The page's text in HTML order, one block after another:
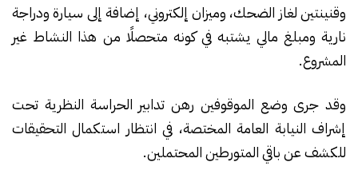
وقنينتين لغاز الضحك، وميزان إلكتروني، إضافة إلى سيارة ودراجة
نارية ومبلغ مالي يشتبه في كونه متحصلًا من هذا النشاط غير
المشروع.
وقد جرى وضع الموقوفين رهن تدابير الحراسة النظرية تحت
إشراف النيابة العامة المختصة، في انتظار استكمال التحقيقات
للكشف عن باقي المتورطين المحتملين.